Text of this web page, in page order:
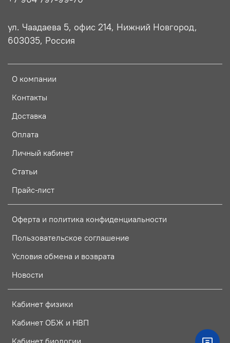
О компании
Контакты
Доставка
Оплата
Личный кабинет
Статьи
Прайс-лист
Оферта и политика конфиденциальности
Пользовательское соглашение
Условия обмена и возврата
Новости
Кабинет физики
Кабинет ОБЖ и НВП
ул. Чаадаева 5, офис 214, Нижний Новгород,
603035, Россия